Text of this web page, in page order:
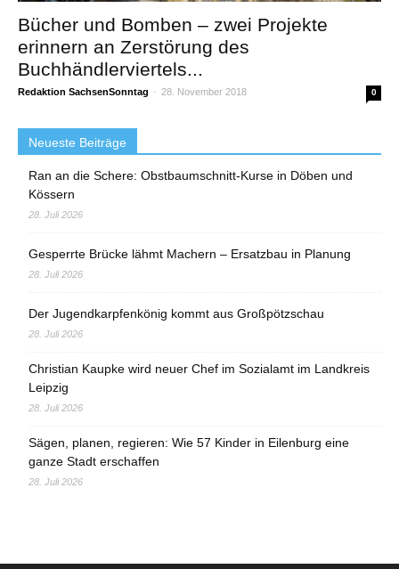
Bücher und Bomben – zwei Projekte
erinnern an Zerstörung des
Buchhändlerviertels...
Redaktion SachsenSonntag - 28. November 2018 0
Neueste Beiträge
Ran an die Schere: Obstbaumschnitt-Kurse in Döben und
Kössern
28. Juli 2026
Gesperrte Brücke lähmt Machern – Ersatzbau in Planung
28. Juli 2026
Der Jugendkarpfenkönig kommt aus Großpötzschau
28. Juli 2026
Christian Kaupke wird neuer Chef im Sozialamt im Landkreis
Leipzig
28. Juli 2026
Sägen, planen, regieren: Wie 57 Kinder in Eilenburg eine
ganze Stadt erschaffen
28. Juli 2026